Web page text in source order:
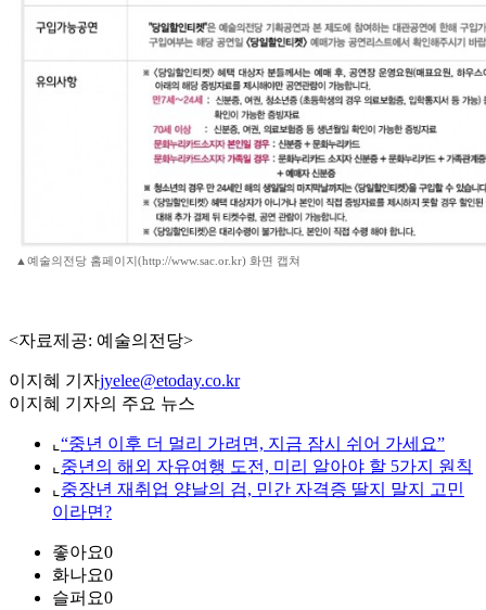
▲예술의전당 홈페이지(http://www.sac.or.kr) 화면 캡쳐
<자료제공: 예술의전당>
이지혜 기자jyelee@etoday.co.kr
이지혜 기자의 주요 뉴스
⌞ “중년 이후 더 멀리 가려면, 지금 잠시 쉬어 가세요”
⌞ 중년의 해외 자유여행 도전, 미리 알아야 할 5가지 원칙
⌞ 중장년 재취업 양날의 검, 민간 자격증 딸지 말지 고민
이라면?
좋아요0
화나요0
슬퍼요0